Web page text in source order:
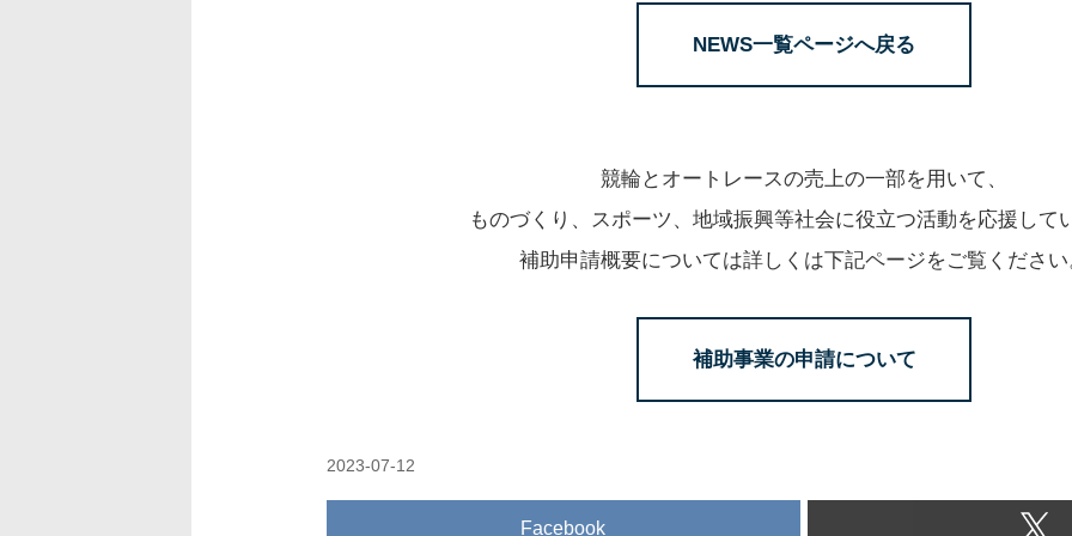
NEWS一覧ページへ戻る
競輪とオートレースの売上の一部を用いて、
ものづくり、スポーツ、地域振興等社会に役立つ活動を応援して
補助申請概要については詳しくは下記ページをご覧ください
補助事業の申請について
2023-07-12
Facebook